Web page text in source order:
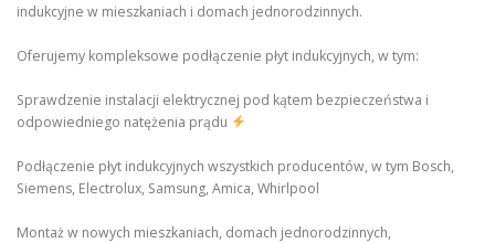
indukcyjne w mieszkaniach i domach jednorodzinnych.
Oferujemy kompleksowe podłączenie płyt indukcyjnych, w tym:
Sprawdzenie instalacji elektrycznej pod kątem bezpieczeństwa i
odpowiedniego natężenia prądu
Podłączenie płyt indukcyjnych wszystkich producentów, w tym Bosch,
Siemens, Electrolux, Samsung, Amica, Whirlpool
Montaż w nowych mieszkaniach, domach jednorodzinnych,